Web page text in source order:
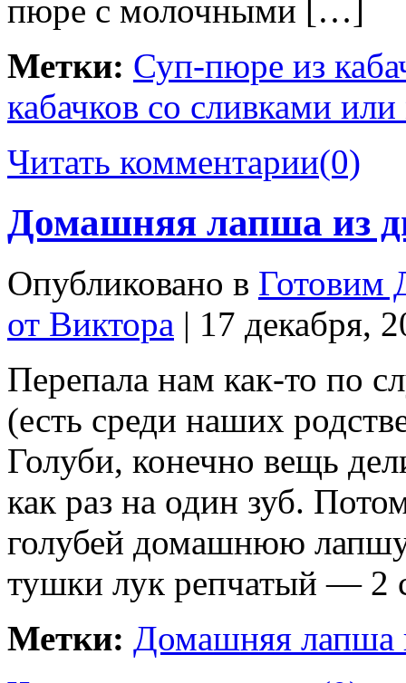
пюре с молочными […]
Метки: Суп-пюре из
кабачков со сливками
Читать комментарии(0)
Домашняя лапша из
Опубликовано в Готовим
от Виктора | 17 декабря,
Перепала нам как-то по
(есть среди наших
Голуби, конечно вещь
как раз на один зуб.
голубей домашнюю
тушки лук репчатый — 2
Метки: Домашняя лапша